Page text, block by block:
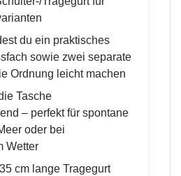
du ein praktisches
sowie zwei separate
Ordnung leicht machen
Tasche
– perfekt für spontane
oder bei
Wetter
cm lange Tragegurt